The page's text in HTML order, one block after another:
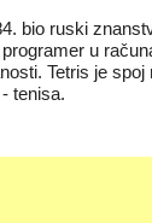
bio ruski
u
Tetris je spoj
tenisa.